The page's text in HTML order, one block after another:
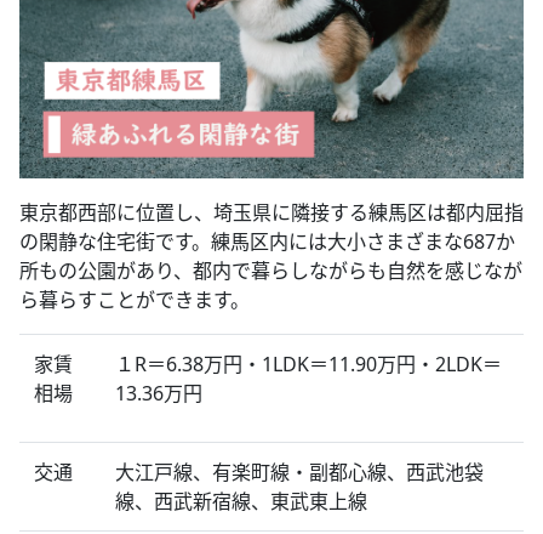
東京都西部に位置し、埼玉県に隣接する練馬区は都内屈指
の閑静な住宅街です。練馬区内には大小さまざまな687か
所もの公園があり、都内で暮らしながらも自然を感じなが
ら暮らすことができます。
家賃
相場
１R＝6.38万円・1LDK＝11.90万円・2LDK＝
13.36万円
交通
大江戸線、有楽町線・副都心線、西武池袋
線、西武新宿線、東武東上線